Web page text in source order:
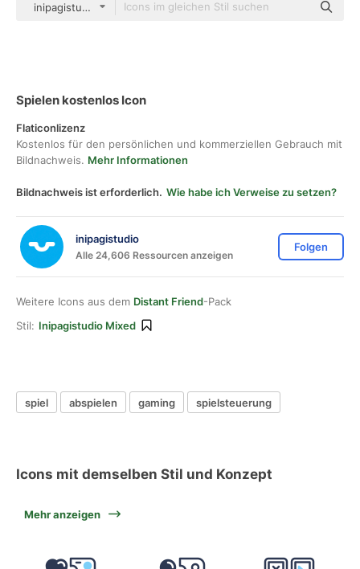
inipagistudio Mixed
Spielen kostenlos Icon
Flaticonlizenz
Kostenlos für den persönlichen und kommerziellen Gebrauch mit
Bildnachweis. Mehr Informationen
Bildnachweis ist erforderlich. Wie habe ich Verweise zu setzen?
inipagistudio
Alle 24,606 Ressourcen anzeigen
Folgen
Weitere Icons aus dem Distant Friend-Pack
Stil: Inipagistudio Mixed
spiel abspielen gaming spielsteuerung
Icons mit demselben Stil und Konzept
Mehr anzeigen